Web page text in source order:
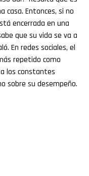
casa. Entonces, si no
encerrada en una
que su vida se va a
En redes sociales, el
repetido como
los constantes
sobre su desempeño.